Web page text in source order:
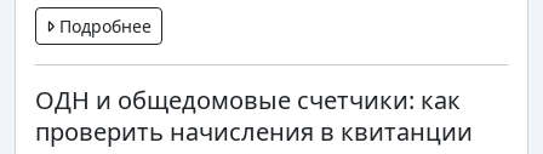
Подробнее
ОДН и общедомовые счетчики: как
проверить начисления в квитанции